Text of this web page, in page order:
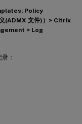
Policy
(ADMX 文件)）> Citrix
> Log
：